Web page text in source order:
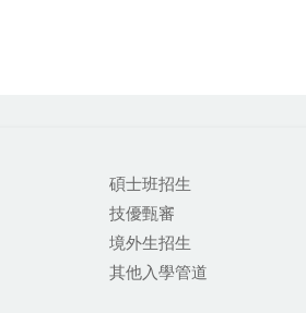
碩士班招生
技優甄審
境外生招生
其他入學管道